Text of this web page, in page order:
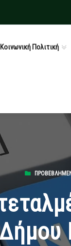
Κοινωνική Πολιτική